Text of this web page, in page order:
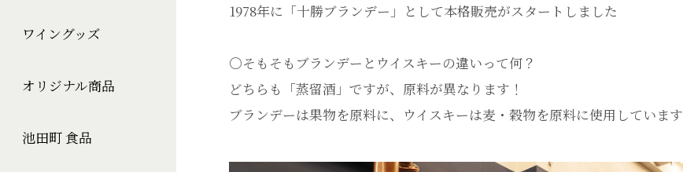
ワイングッズ
オリジナル商品
池田町 食品
1978年に「十勝ブランデー」として本格販売がスタートしました
〇そもそもブランデーとウイスキーの違いって何？
どちらも「蒸留酒」ですが、原料が異なります！
ブランデーは果物を原料に、ウイスキーは麦・穀物を原料に使用しています